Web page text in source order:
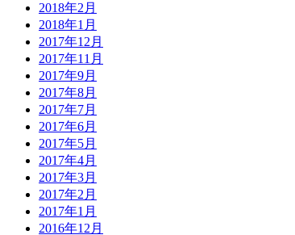
2018年2月
2018年1月
2017年12月
2017年11月
2017年9月
2017年8月
2017年7月
2017年6月
2017年5月
2017年4月
2017年3月
2017年2月
2017年1月
2016年12月